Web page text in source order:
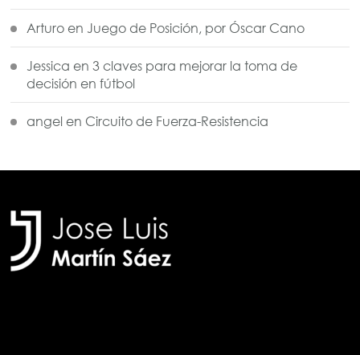
Arturo en Juego de Posición, por Óscar Cano
Jessica en3 claves para mejorar la toma de
decisión en fútbol
angel en Circuito de Fuerza-Resistencia